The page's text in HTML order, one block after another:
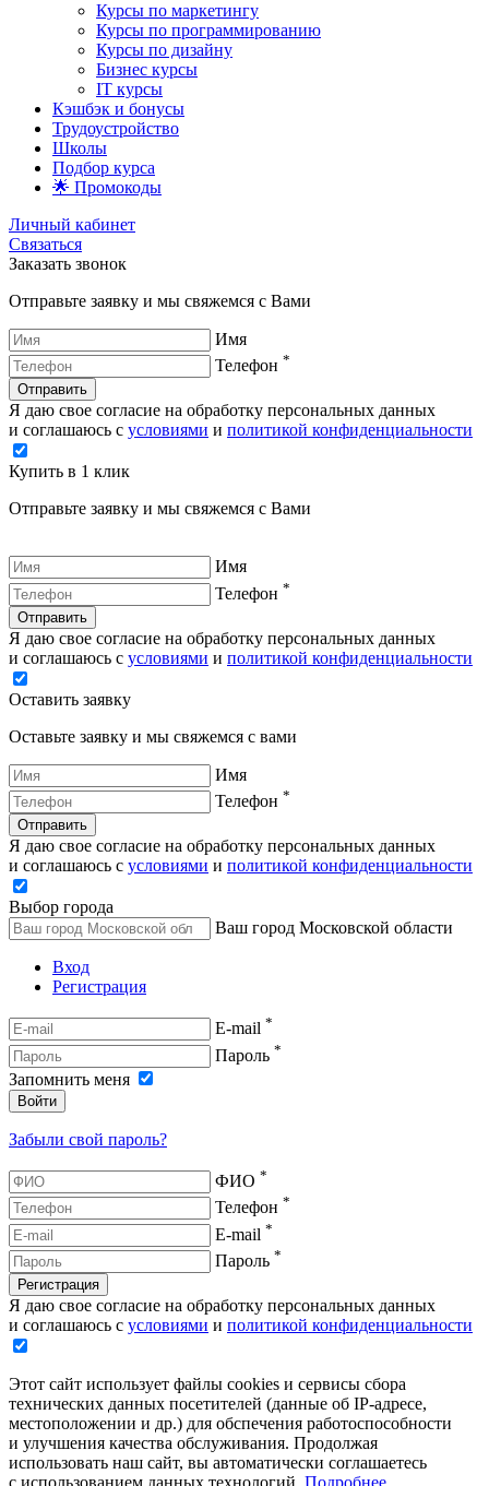
Курсы по маркетингу
Курсы по программированию
Курсы по дизайну
Бизнес курсы
IT курсы
Кэшбэк и бонусы
Трудоустройство
Школы
Подбор курса
🌟 Промокоды
Личный кабинет
Связаться
Заказать звонок
Отправьте заявку и мы свяжемся с Вами
Имя
Телефон *
Отправить
Я даю свое согласие на обработку персональных данных
и соглашаюсь с условиями и политикой конфиденциальности
Купить в 1 клик
Отправьте заявку и мы свяжемся с Вами
Имя
Телефон *
Отправить
Я даю свое согласие на обработку персональных данных
и соглашаюсь с условиями и политикой конфиденциальности
Оставить заявку
Оставьте заявку и мы свяжемся с вами
Имя
Телефон *
Отправить
Я даю свое согласие на обработку персональных данных
и соглашаюсь с условиями и политикой конфиденциальности
Выбор города
Ваш город Московской области
Вход
Регистрация
E-mail *
Пароль *
Запомнить меня
Войти
Забыли свой пароль?
ФИО *
Телефон *
E-mail *
Пароль *
Регистрация
Я даю свое согласие на обработку персональных данных
и соглашаюсь с условиями и политикой конфиденциальности
Этот сайт использует файлы cookies и сервисы сбора
технических данных посетителей (данные об IP-адресе,
местоположении и др.) для обспечения работоспособности
и улучшения качества обслуживания. Продолжая
использовать наш сайт, вы автоматически соглашаетесь
с использованием данных технологий. Подробнее